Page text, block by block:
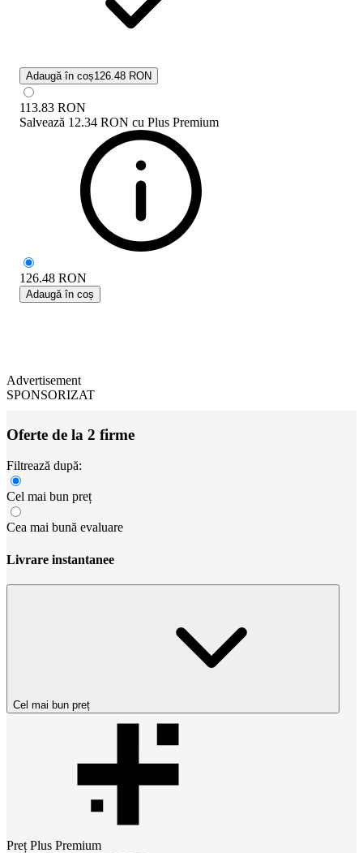
Adaugă în coș126.48 RON
113.83 RON
Salvează 12.34 RON cu Plus Premium
126.48 RON
Adaugă în coș
Advertisement
SPONSORIZAT
Oferte de la 2 firme
Filtrează după:
Cel mai bun preț
Cea mai bună evaluare
Livrare instantanee
Cel mai bun preț
Preț Plus Premium